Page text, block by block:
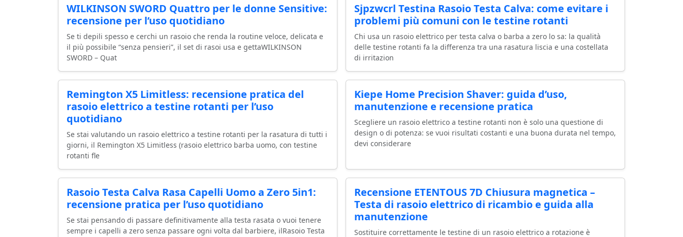
WILKINSON SWORD Quattro per le donne Sensitive:
recensione per l’uso quotidiano
Se ti depili spesso e cerchi un rasoio che renda la routine veloce, delicata e
il più possibile “senza pensieri”, il set di rasoi usa e gettaWILKINSON
SWORD – Quat
Sjpzwcrl Testina Rasoio Testa Calva: come evitare i
problemi più comuni con le testine rotanti
Chi usa un rasoio elettrico per testa calva o barba a zero lo sa: la qualità
delle testine rotanti fa la differenza tra una rasatura liscia e una costellata
di irritazion
Remington X5 Limitless: recensione pratica del
rasoio elettrico a testine rotanti per l’uso
quotidiano
Se stai valutando un rasoio elettrico a testine rotanti per la rasatura di tutti i
giorni, il Remington X5 Limitless (rasoio elettrico barba uomo, con testine
rotanti fle
Kiepe Home Precision Shaver: guida d’uso,
manutenzione e recensione pratica
Scegliere un rasoio elettrico a testine rotanti non è solo una questione di
design o di potenza: se vuoi risultati costanti e una buona durata nel tempo,
devi considerare
Rasoio Testa Calva Rasa Capelli Uomo a Zero 5in1:
recensione pratica per l’uso quotidiano
Se stai pensando di passare definitivamente alla testa rasata o vuoi tenere
sempre i capelli a zero senza passare ogni volta dal barbiere, ilRasoio Testa
Recensione ETENTOUS 7D Chiusura magnetica –
Testa di rasoio elettrico di ricambio e guida alla
manutenzione
Sostituire correttamente le testine di un rasoio elettrico a rotazione è